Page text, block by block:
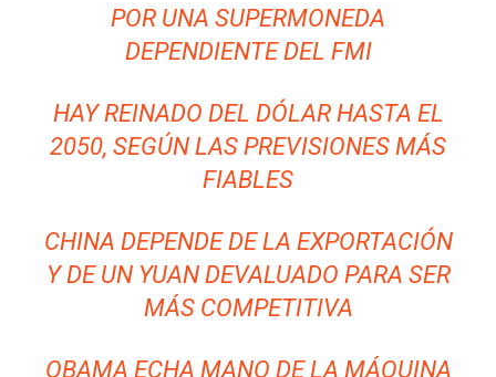
POR UNA SUPERMONEDA
DEPENDIENTE DEL FMI
HAY REINADO DEL DÓLAR HASTA EL
2050, SEGÚN LAS PREVISIONES MÁS
FIABLES
CHINA DEPENDE DE LA EXPORTACIÓN
Y DE UN YUAN DEVALUADO PARA SER
MÁS COMPETITIVA
OBAMA ECHA MANO DE LA MÁQUINA